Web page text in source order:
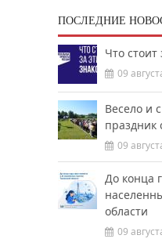
ПОСЛЕДНИЕ
Что
09
Весело и
праздник
09
До конца
области
09